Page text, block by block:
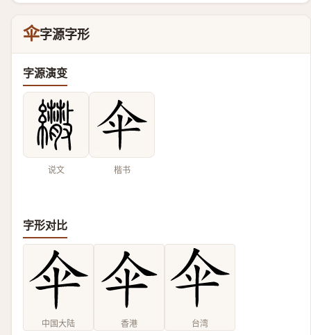
伞字源字形
字源演变
说文 楷书
字形对比
中国大陆 香港 台湾